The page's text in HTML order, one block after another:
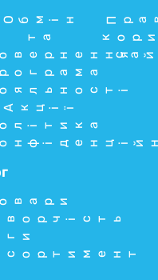
Обмін
та
Акції